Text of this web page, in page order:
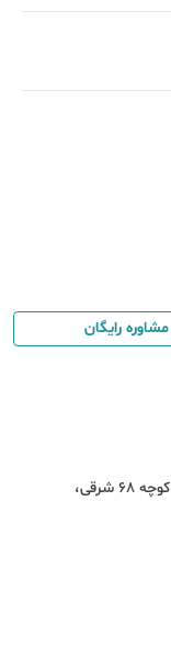
تهران، شیراز جنوبی، پایین‌تر از اتوبان همت، کوچه 68 شرقی،
مشاوره رایگان